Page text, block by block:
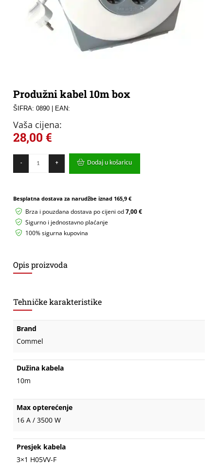
Produžni kabel 10m box
ŠIFRA: 0890| EAN:
Vaša cijena:
28,00 €
-
kabel
10m
+ Dodaj u košaricu
Besplatna dostava za narudžbe iznad 165,9 €
Brza i pouzdana dostava po cijeni od7,00 €
Sigurno i jednostavno plaćanje
100% sigurna kupovina
Opis proizvoda
Tehničke karakteristike
Brand
Commel
Dužina kabela
10m
Max opterećenje
16 A / 3500 W
Presjek kabela
3×1 H05VV-F